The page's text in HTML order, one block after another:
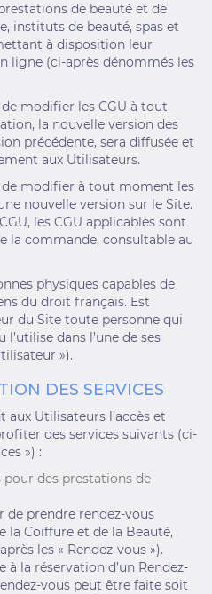
de beauté et de
instituts de beauté, spas et
à disposition leur
ligne (ci-après dénommés les
modifier les CGU à tout
la nouvelle version des
précédente, sera diffusée et
aux Utilisateurs.
de modifier à tout moment les
nouvelle version sur le Site.
les CGU applicables sont
la commande, consultable au
physiques capables de
du droit français. Est
du Site toute personne qui
dans l’une de ses
»).
DES SERVICES
Utilisateurs l’accès et
des services suivants (ci-
») :
pour des prestations de
de prendre rendez-vous
la Coiffure et de la Beauté,
les « Rendez-vous »).
à la réservation d’un Rendez-
vous peut être faite soit